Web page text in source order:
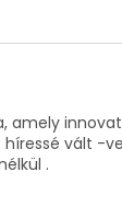
amely
vált -
.